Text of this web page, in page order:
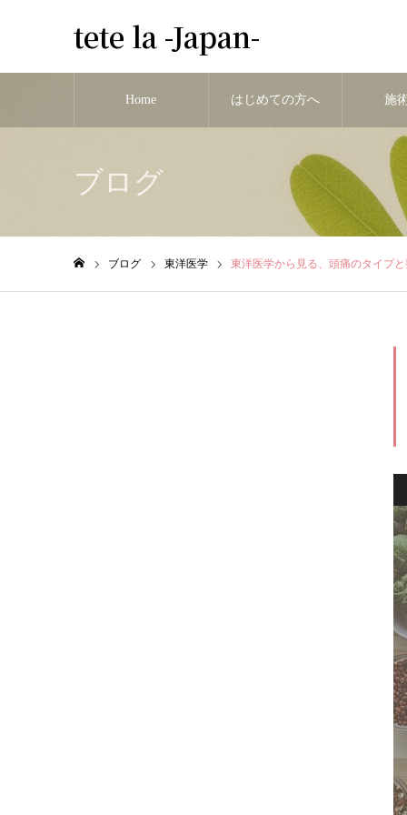
tete la -Japan-
Home はじめての方へ 施
ブログ
ブログ 東洋医学 東洋医学から見る、頭痛のタイプ